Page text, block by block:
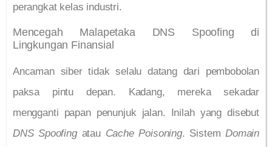
perangkat kelas industri.
Mencegah Malapetaka DNS Spoofing di
Lingkungan Finansial
Ancaman siber tidak selalu datang dari pembobolan
paksa pintu depan. Kadang, mereka sekadar
mengganti papan penunjuk jalan. Inilah yang disebut
DNS Spoofingatau Cache Poisoning. SistemDomain